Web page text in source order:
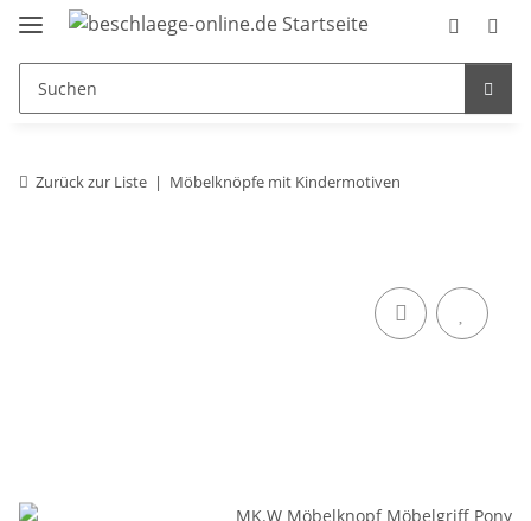
Zurück zur Liste Möbelknöpfe mit Kindermotiven